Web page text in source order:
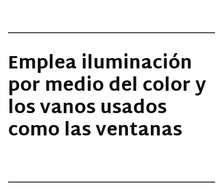
Emplea iluminación
por medio del color y
los vanos usados
como las ventanas